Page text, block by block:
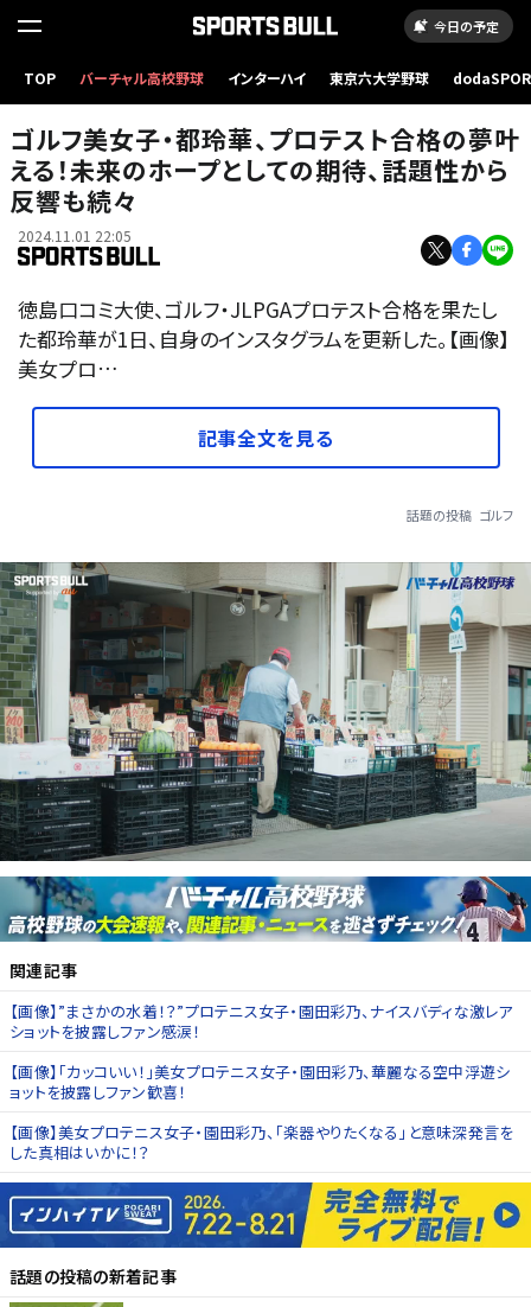
今日の予定
TOP バーチャル高校野球 インターハイ 東京六大学野球
ゴルフ美女子・都玲華、プロテスト合格の夢叶
える！未来のホープとしての期待、話題性から
反響も続々
2024.11.01 22:05
徳島口コミ大使、ゴルフ・JLPGAプロテスト合格を果たし
た都玲華が1日、自身のインスタグラムを更新した。【画像】
美女プロ…
記事全文を見る
話題の投稿 ゴルフ
関連記事
【画像】”まさかの水着！？”プロテニス女子・園田彩乃、ナイスバディな激レア
ショットを披露しファン感涙！
【画像】「カッコいい！」美女プロテニス女子・園田彩乃、華麗なる空中浮遊シ
ョットを披露しファン歓喜！
【画像】美女プロテニス女子・園田彩乃、「楽器やりたくなる」と意味深発言を
した真相はいかに！？
話題の投稿の新着記事